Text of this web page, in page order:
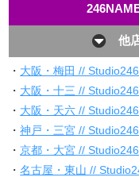
他
・ 大阪・梅田 //
・ 大阪・十三 //
・ 大阪・天六 //
・神戸・三宮 //
・京都・大宮 //
・名古屋・東山 //